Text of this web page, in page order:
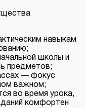
навыкам
школы и
предметов;
— фокус
важном;
во время урока,
комфортен